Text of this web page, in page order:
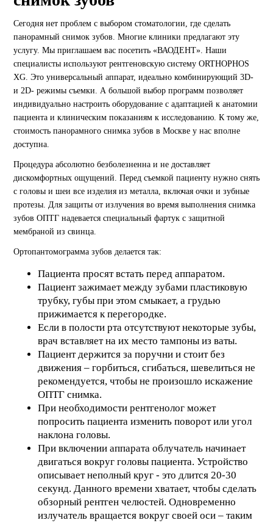
Сегодня нет проблем с выбором стоматологии, где сделать
панорамный снимок зубов. Многие клиники предлагают эту
услугу. Мы приглашаем вас посетить «ВАОДЕНТ». Наши
специалисты используют рентгеновскую систему ORTHOPHOS
XG. Это универсальный аппарат, идеально комбинирующий 3D-
и 2D- режимы съемки. А большой выбор программ позволяет
индивидуально настроить оборудование с адаптацией к анатомии
пациента и клиническим показаниям к исследованию. К тому же,
стоимость панорамного снимка зубов в Москве у нас вполне
доступна.
Процедура абсолютно безболезненна и не доставляет
дискомфортных ощущений. Перед съемкой пациенту нужно снять
с головы и шеи все изделия из металла, включая очки и зубные
протезы. Для защиты от излучения во время выполнения снимка
зубов ОПТГ надевается специальный фартук с защитной
мембраной из свинца.
Ортопантомограмма зубов делается так:
Пациента просят встать перед аппаратом.
Пациент зажимает между зубами пластиковую
трубку, губы при этом смыкает, а грудью
прижимается к перегородке.
Если в полости рта отсутствуют некоторые зубы,
врач вставляет на их место тампоны из ваты.
Пациент держится за поручни и стоит без
движения – горбиться, сгибаться, шевелиться не
рекомендуется, чтобы не произошло искажение
ОПТГ снимка.
При необходимости рентгенолог может
попросить пациента изменить поворот или угол
наклона головы.
При включении аппарата облучатель начинает
двигаться вокруг головы пациента. Устройство
описывает неполный круг - это длится 20-30
секунд. Данного времени хватает, чтобы сделать
обзорный рентген челюстей. Одновременно
излучатель вращается вокруг своей оси – таким